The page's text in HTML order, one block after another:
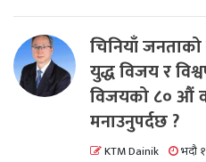
चिनियाँ
युद्ध विजय र
विजयको ८० औं
मनाउनुपर्दछ ?
KTM Dainik भदौ